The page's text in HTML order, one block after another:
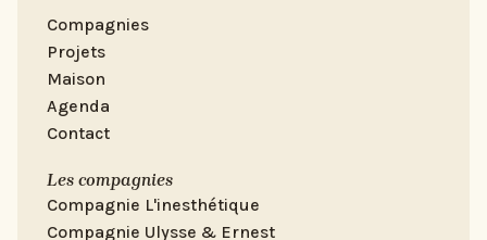
Compagnies
Projets
Maison
Agenda
Contact
Les compagnies
Compagnie L'inesthétique
Compagnie Ulysse & Ernest